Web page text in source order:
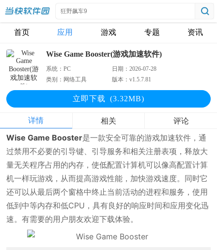
首页 应用 游戏 专题 资讯
Wise Game Booster(游戏加速软件)
系统：PC 日期：2026-07-28
类别： 网络工具 版本：v1.5.7.81
立即下载 (3.32MB)
详情 相关 评论
Wise Game Booster是一款安全可靠的游戏加速软件，通
过禁用不必要的引导键、引导服务和相关注册表项，释放大
量无关程序占用的内存，使低配置计算机可以像高配置计算
机一样玩游戏，从而提高游戏性能，加快游戏速度。同时它
还可以从最后两个窗格中终止当前活动的进程和服务，使用
低到中等内存和低CPU，具有良好的响应时间和应用变化迅
速。有需要的用户朋友欢迎下载体验。